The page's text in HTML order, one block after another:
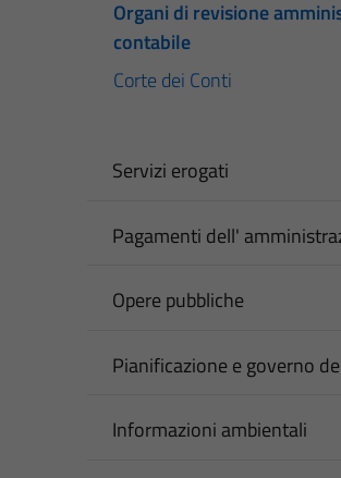
Organi di revisione
contabile
Corte dei Conti
Servizi erogati
Pagamenti dell'
Opere pubbliche
Pianificazione e governo
Informazioni ambientali